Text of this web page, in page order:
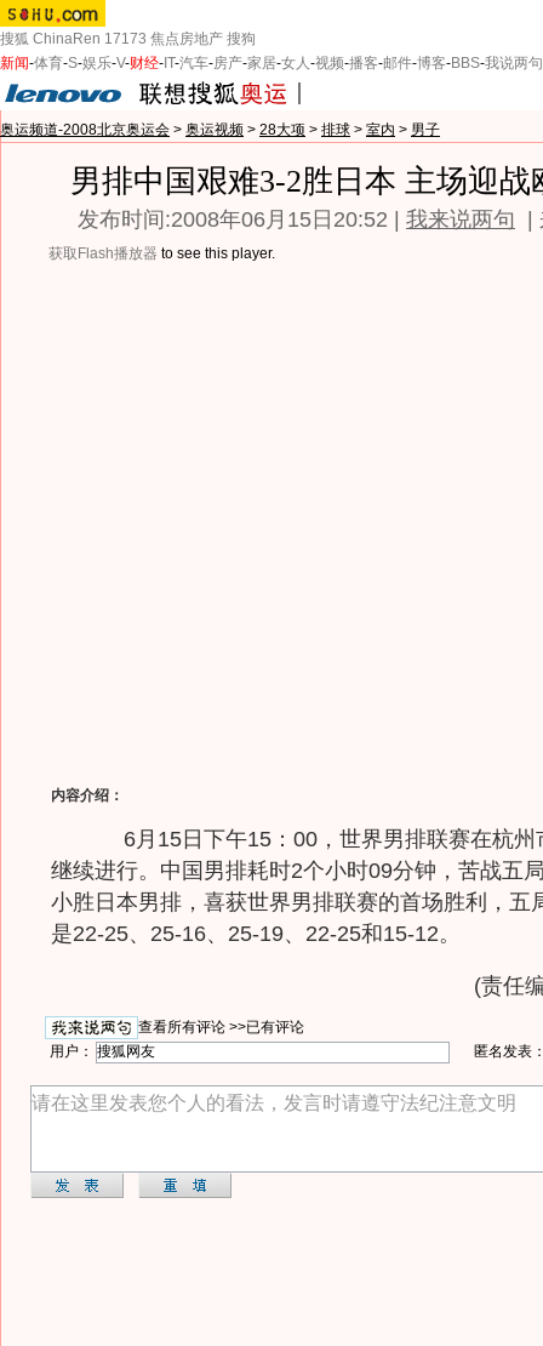
搜狐 ChinaRen 17173 焦点房地产 搜狗
新闻-体育-S-娱乐-V-财经- IT-汽车-房产-家居-女人-视频-播客-邮件-博客-BBS-我说两句
奥运频道-2008北京奥运会 > 奥运视频 > 28大项 > 排球 > 室内 > 男子
男排中国艰难3-2胜日本 主场迎战
发布时间:2008年06月15日20:52 | 我来说两句 |
获取Flash播放器 to see this player.
内容介绍：
6月15日下午15：00，世界男排联赛在杭州
继续进行。中国男排耗时2个小时09分钟，苦战五
小胜日本男排，喜获世界男排联赛的首场胜利，五
是22-25、25-16、25-19、22-25和15-12。
(责任
查看所有评论 >>已有评论
用户：
匿名发表